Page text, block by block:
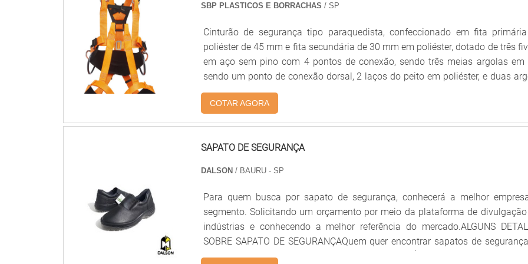
opções sempre estão à disposição quando se procura soluções para óculos
como oculos de segurança do trabalho com grau e óculos de proteção com
corretivas.Isso se deve ao fato de ser uma empresa responsável e
com seus serviços, conquistas adquiridas porque investiu em uma estrutura
hoje conta com escritório de alta qualidade onde são realizadas as
investimento constante em melhorias tecnológicas. Todos esses
agregados a uma equipe multidisciplinar de consultores associados e
qualidade, garantem a melhor experiência para os clientes....
SBP PLASTICOS E BORRACHAS / SP
Cinturão de segurança tipo paraquedista, confeccionado em fita
poliéster de 45 mm e fita secundária de 30 mm em poliéster, dotado de três
em aço sem pino com 4 pontos de conexão, sendo três meias argolas em
sendo um ponto de conexão dorsal, 2 laços do peito em poliéster, e duas
na cintura para descanso do talabarte. Somos distribuidores de todos os
principais fabricantes do mercado, entre eles: Apaseg, Athenas, Delta
Steelflex, MG Cintos...
COTAR AGORA
SAPATO DE SEGURANÇA
DALSON/ BAURU - SP
Para quem busca por sapato de segurança, conhecerá a melhor
segmento. Solicitando um orçamento por meio da plataforma de
indústrias e conhecendo a melhor referência do mercado.ALGUNS
SOBRE SAPATO DE SEGURANÇAQuem quer encontrar sapatos de
uma empresa segura, encontra o site da Dalson. É possível encontrar